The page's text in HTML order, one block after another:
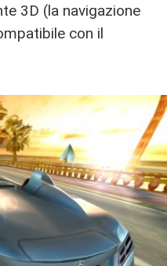
3D (la navigazione
con il